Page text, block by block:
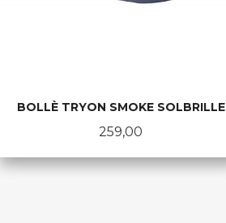
BOLLÈ TRYON SMOKE SOLBRILLE
Pris
259,00